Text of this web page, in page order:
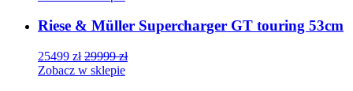
Riese & Müller Supercharger GT touring 53cm
25499 zł 29999zł
Zobacz w sklepie